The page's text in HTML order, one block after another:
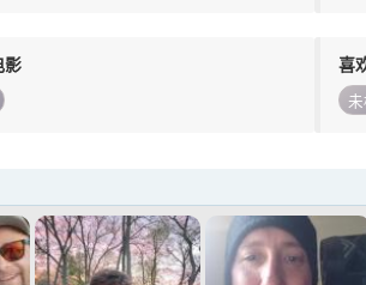
影 喜